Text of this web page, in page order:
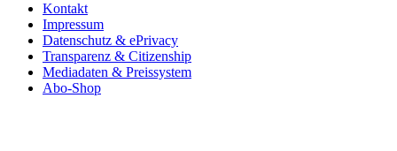
Kontakt
Impressum
Datenschutz & ePrivacy
Transparenz & Citizenship
Mediadaten & Preissystem
Abo-Shop